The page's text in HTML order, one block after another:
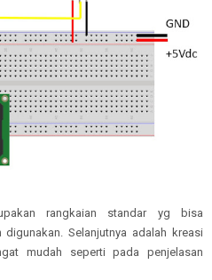
rangkaian standar yg bisa
Selanjutnya adalah kreasi
mudah seperti pada penjelasan